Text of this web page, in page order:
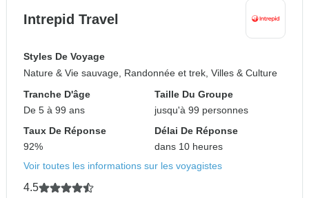
Intrepid Travel
Styles De Voyage
Nature & Vie sauvage, Randonnée et trek, Villes & Culture
Tranche D'âge
De 5 à 99 ans
Taille Du Groupe
jusqu'à 99 personnes
Taux De Réponse
92%
Délai De Réponse
dans 10 heures
Voir toutes les informations sur les voyagistes
4.5